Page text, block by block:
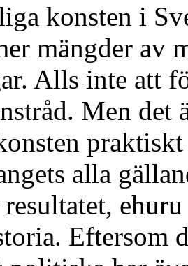
konsten i
mängder av
Alls inte att
Men det
alla
Eftersom